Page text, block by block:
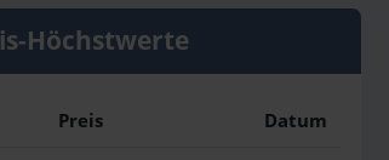
Höchstwerte
Preis Datum